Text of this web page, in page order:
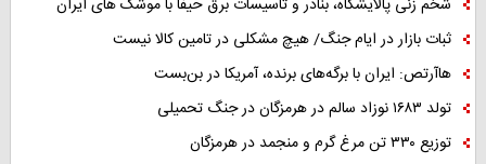
شخم زنی پالایشگاه، بنادر و تاسیسات برق حیفا با موشک های ایران
ثبات بازار در ایام جنگ/ هیچ مشکلی در تامین کالا نیست
هاآرتص: ایران با برگه‌های برنده، آمریکا در بن‌بست
تولد ۱۶۸۳ نوزاد سالم در هرمزگان در جنگ تحمیلی
توزیع ۳۳۰ تن مرغ گرم و منجمد در هرمزگان